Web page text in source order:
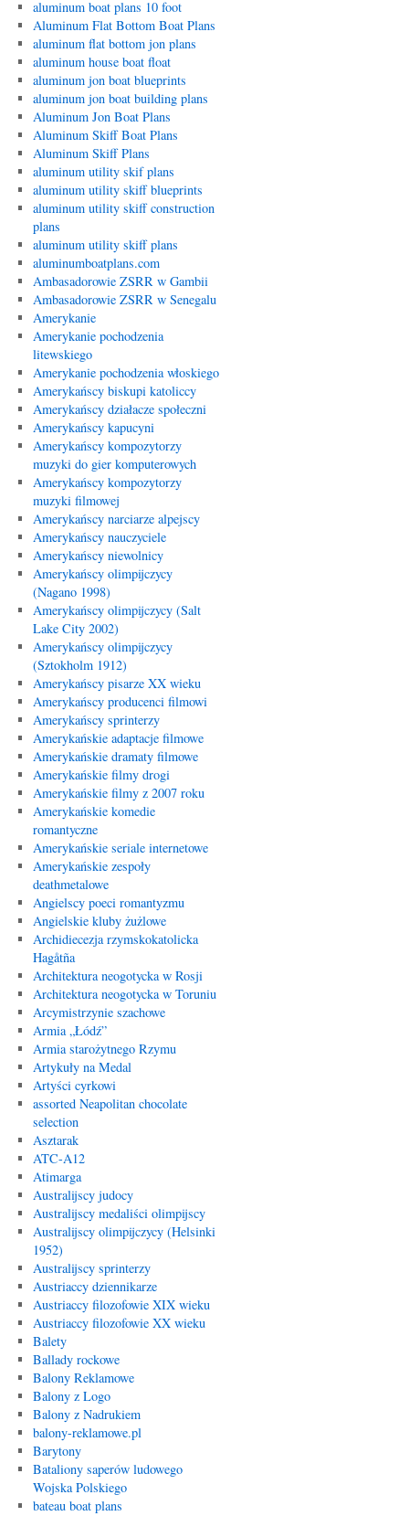
aluminum boat plans 10 foot
Aluminum Flat Bottom Boat Plans
aluminum flat bottom jon plans
aluminum house boat float
aluminum jon boat blueprints
aluminum jon boat building plans
Aluminum Jon Boat Plans
Aluminum Skiff Boat Plans
Aluminum Skiff Plans
aluminum utility skif plans
aluminum utility skiff blueprints
aluminum utility skiff construction
plans
aluminum utility skiff plans
aluminumboatplans.com
Ambasadorowie ZSRR w Gambii
Ambasadorowie ZSRR w Senegalu
Amerykanie
Amerykanie pochodzenia
litewskiego
Amerykanie pochodzenia włoskiego
Amerykańscy biskupi katoliccy
Amerykańscy działacze społeczni
Amerykańscy kapucyni
Amerykańscy kompozytorzy
muzyki do gier komputerowych
Amerykańscy kompozytorzy
muzyki filmowej
Amerykańscy narciarze alpejscy
Amerykańscy nauczyciele
Amerykańscy niewolnicy
Amerykańscy olimpijczycy
(Nagano 1998)
Amerykańscy olimpijczycy (Salt
Lake City 2002)
Amerykańscy olimpijczycy
(Sztokholm 1912)
Amerykańscy pisarze XX wieku
Amerykańscy producenci filmowi
Amerykańscy sprinterzy
Amerykańskie adaptacje filmowe
Amerykańskie dramaty filmowe
Amerykańskie filmy drogi
Amerykańskie filmy z 2007 roku
Amerykańskie komedie
romantyczne
Amerykańskie seriale internetowe
Amerykańskie zespoły
deathmetalowe
Angielscy poeci romantyzmu
Angielskie kluby żużlowe
Archidiecezja rzymskokatolicka
Hagåtña
Architektura neogotycka w Rosji
Architektura neogotycka w Toruniu
Arcymistrzynie szachowe
Armia „Łódź”
Armia starożytnego Rzymu
Artykuły na Medal
Artyści cyrkowi
assorted Neapolitan chocolate
selection
Asztarak
ATC-A12
Atimarga
Australijscy judocy
Australijscy medaliści olimpijscy
Australijscy olimpijczycy (Helsinki
1952)
Australijscy sprinterzy
Austriaccy dziennikarze
Austriaccy filozofowie XIX wieku
Austriaccy filozofowie XX wieku
Balety
Ballady rockowe
Balony Reklamowe
Balony z Logo
Balony z Nadrukiem
balony-reklamowe.pl
Barytony
Bataliony saperów ludowego
Wojska Polskiego
bateau boat plans